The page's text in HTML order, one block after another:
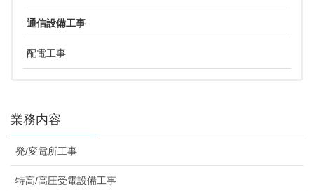
通信設備工事
配電工事
業務内容
発/変電所工事
特高/高圧受電設備工事